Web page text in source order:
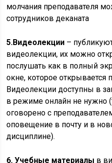
молчания преподавателя
сотрудников деканата
5.Видеолекции –
видеолекции, их можно
послушать как в полный
окне, которое открывается
Видеолекции доступны в
в режиме онлайн не нужно
оговорено с
оповещение в почту и в
дисциплине).
6. Учебные материалы в